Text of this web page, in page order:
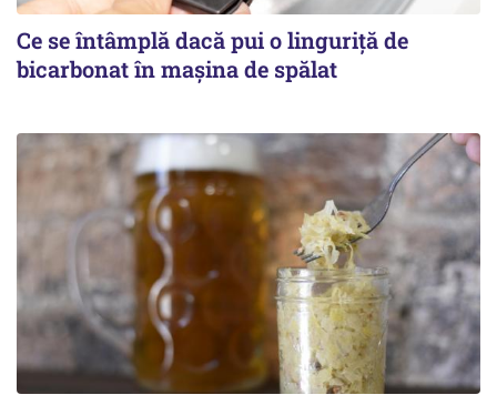
Ce se întâmplă dacă pui o linguriță de
bicarbonat în mașina de spălat